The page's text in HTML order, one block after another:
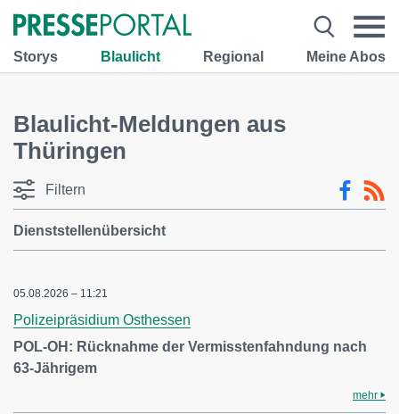
Storys Blaulicht Regional Meine Abos
Blaulicht-Meldungen aus
Thüringen
Filtern
Dienststellenübersicht
05.08.2026 – 11:21
Polizeipräsidium Osthessen
POL-OH: Rücknahme der Vermisstenfahndung nach
63-Jährigem
mehr